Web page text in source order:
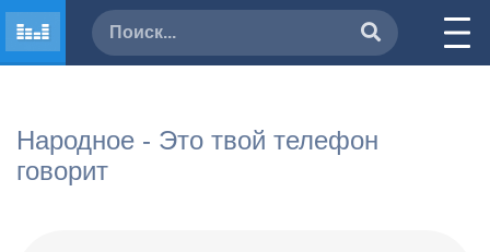
Народное - Это твой телефон
говорит